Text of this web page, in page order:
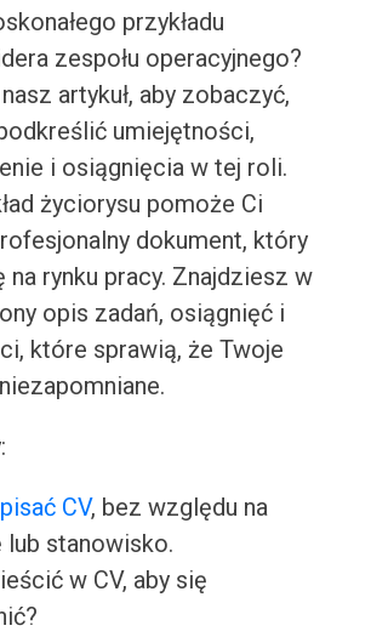
przykładu
zespołu operacyjnego?
artykuł, aby zobaczyć,
umiejętności,
i osiągnięcia w tej roli.
życiorysu pomoże Ci
dokument, który
na rynku pracy. Znajdziesz w
opis zadań, osiągnięć i
które sprawią, że Twoje
CV, bez względu na
lub stanowisko.
w CV, aby się